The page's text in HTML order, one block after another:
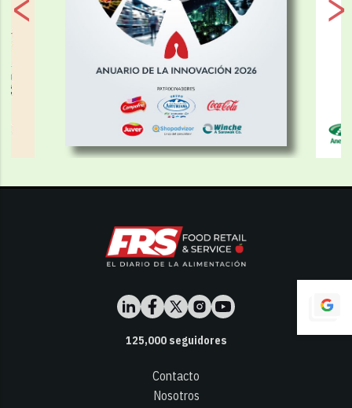
125,000seguidores
Contacto
Nosotros